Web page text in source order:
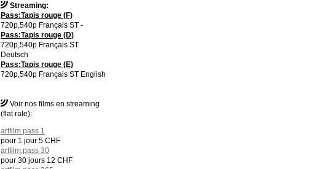
Streaming:
Pass:Tapis rouge (F)
720p,540p Français ST -
Pass:Tapis rouge (D)
720p,540p Français ST
Deutsch
Pass:Tapis rouge (E)
720p,540p Français ST English
Voir nos films en streaming
(flat rate):
artfilm.pass 1
pour 1 jour 5 CHF
artfilm.pass 30
pour 30 jours 12 CHF